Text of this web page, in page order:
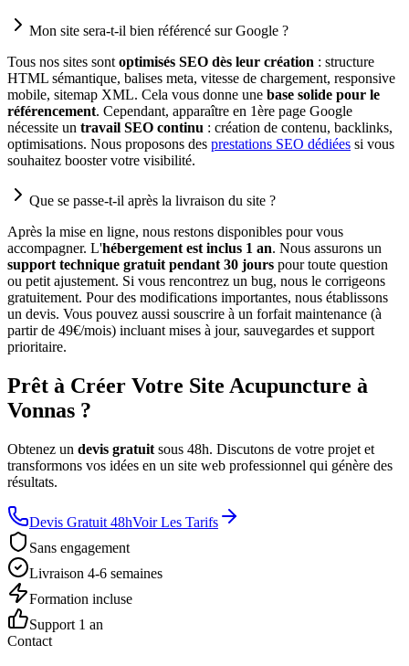
Mon site sera-t-il bien référencé sur Google ?
Tous nos sites sont optimisés SEO dès leur création : structure
HTML sémantique, balises meta, vitesse de chargement, responsive
mobile, sitemap XML. Cela vous donne une base solide pour le
référencement. Cependant, apparaître en 1ère page Google
nécessite un travail SEO continu : création de contenu, backlinks,
optimisations. Nous proposons des prestations SEO dédiées si vous
souhaitez booster votre visibilité.
Que se passe-t-il après la livraison du site ?
Après la mise en ligne, nous restons disponibles pour vous
accompagner. L'hébergement est inclus 1 an. Nous assurons un
support technique gratuit pendant 30 jours pour toute question
ou petit ajustement. Si vous rencontrez un bug, nous le corrigeons
gratuitement. Pour des modifications importantes, nous établissons
un devis. Vous pouvez aussi souscrire à un forfait maintenance (à
partir de 49€/mois) incluant mises à jour, sauvegardes et support
prioritaire.
Prêt à Créer Votre Site Acupuncture à
Vonnas ?
Obtenez un devis gratuit sous 48h. Discutons de votre projet et
transformons vos idées en un site web professionnel qui génère des
résultats.
Devis Gratuit 48hVoir Les Tarifs
Sans engagement
Livraison 4-6 semaines
Formation incluse
Support 1 an
Contact